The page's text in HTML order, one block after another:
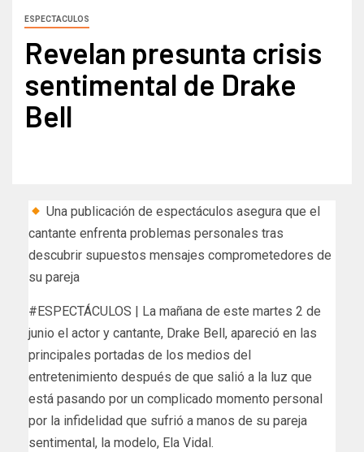
ESPECTACULOS
Revelan presunta crisis
sentimental de Drake
Bell
Una publicación de espectáculos asegura que el
cantante enfrenta problemas personales tras
descubrir supuestos mensajes comprometedores de
su pareja
#ESPECTÁCULOS | La mañana de este martes 2 de
junio el actor y cantante, Drake Bell, apareció en las
principales portadas de los medios del
entretenimiento después de que salió a la luz que
está pasando por un complicado momento personal
por la infidelidad que sufrió a manos de su pareja
sentimental, la modelo, Ela Vidal.